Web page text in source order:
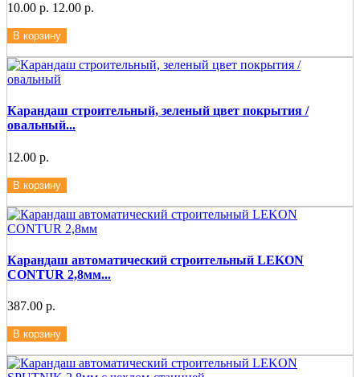
10.00 р. 12.00 р.
В корзину
Карандаш строительный, зеленый цвет покрытия /
овальный...
12.00 р.
В корзину
Карандаш автоматический строительный LEKON
CONTUR 2,8мм...
387.00 р.
В корзину